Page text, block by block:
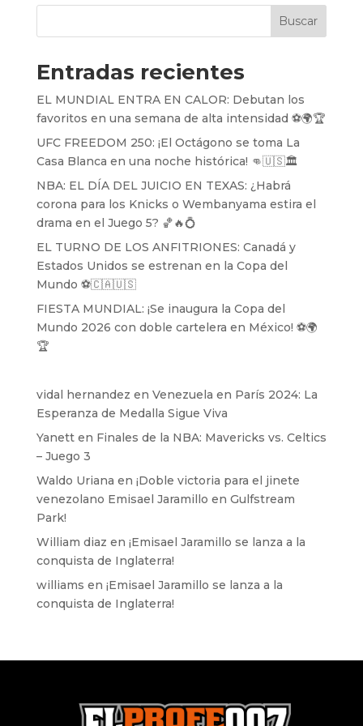
Buscar
Entradas recientes
EL MUNDIAL ENTRA EN CALOR: Debutan los
favoritos en una semana de alta intensidad ⚽️🌍🏆
UFC FREEDOM 250: ¡El Octágono se toma La
Casa Blanca en una noche histórica! 👊🇺🇸🏛️
NBA: EL DÍA DEL JUICIO EN TEXAS: ¿Habrá
corona para los Knicks o Wembanyama estira el
drama en el Juego 5? 🏀🔥💍
EL TURNO DE LOS ANFITRIONES: Canadá y
Estados Unidos se estrenan en la Copa del
Mundo ⚽️🇨🇦🇺🇸
FIESTA MUNDIAL: ¡Se inaugura la Copa del
Mundo 2026 con doble cartelera en México! ⚽️🌍
🏆
vidal hernandez en Venezuela en París 2024: La
Esperanza de Medalla Sigue Viva
Yanetten Finales de la NBA: Mavericks vs. Celtics
– Juego 3
Waldo Uriana en ¡Doble victoria para el jinete
venezolano Emisael Jaramillo en Gulfstream
Park!
William diaz en ¡Emisael Jaramillo se lanza a la
conquista de Inglaterra!
williams en ¡Emisael Jaramillo se lanza a la
conquista de Inglaterra!